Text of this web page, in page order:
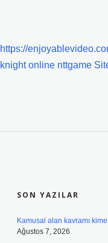
https://
knight online nttgame
SON YAZILAR
Kamusal alan kavramı
Ağustos 7, 2026